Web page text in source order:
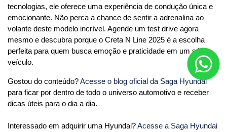
tecnologias, ele oferece uma experiência de condução única e
emocionante. Não perca a chance de sentir a adrenalina ao
volante deste modelo incrível. Agende um test drive agora
mesmo e descubra porque o Creta N Line 2025 é a escolha
perfeita para quem busca emoção e praticidade em um só
veículo.
Gostou do conteúdo? Acesse o blog oficial da Saga Hyundai
para ficar por dentro de todo o universo automotivo e receber
dicas úteis para o dia a dia.
Interessado em adquirir uma Hyundai? Acesse a Saga Hyundai